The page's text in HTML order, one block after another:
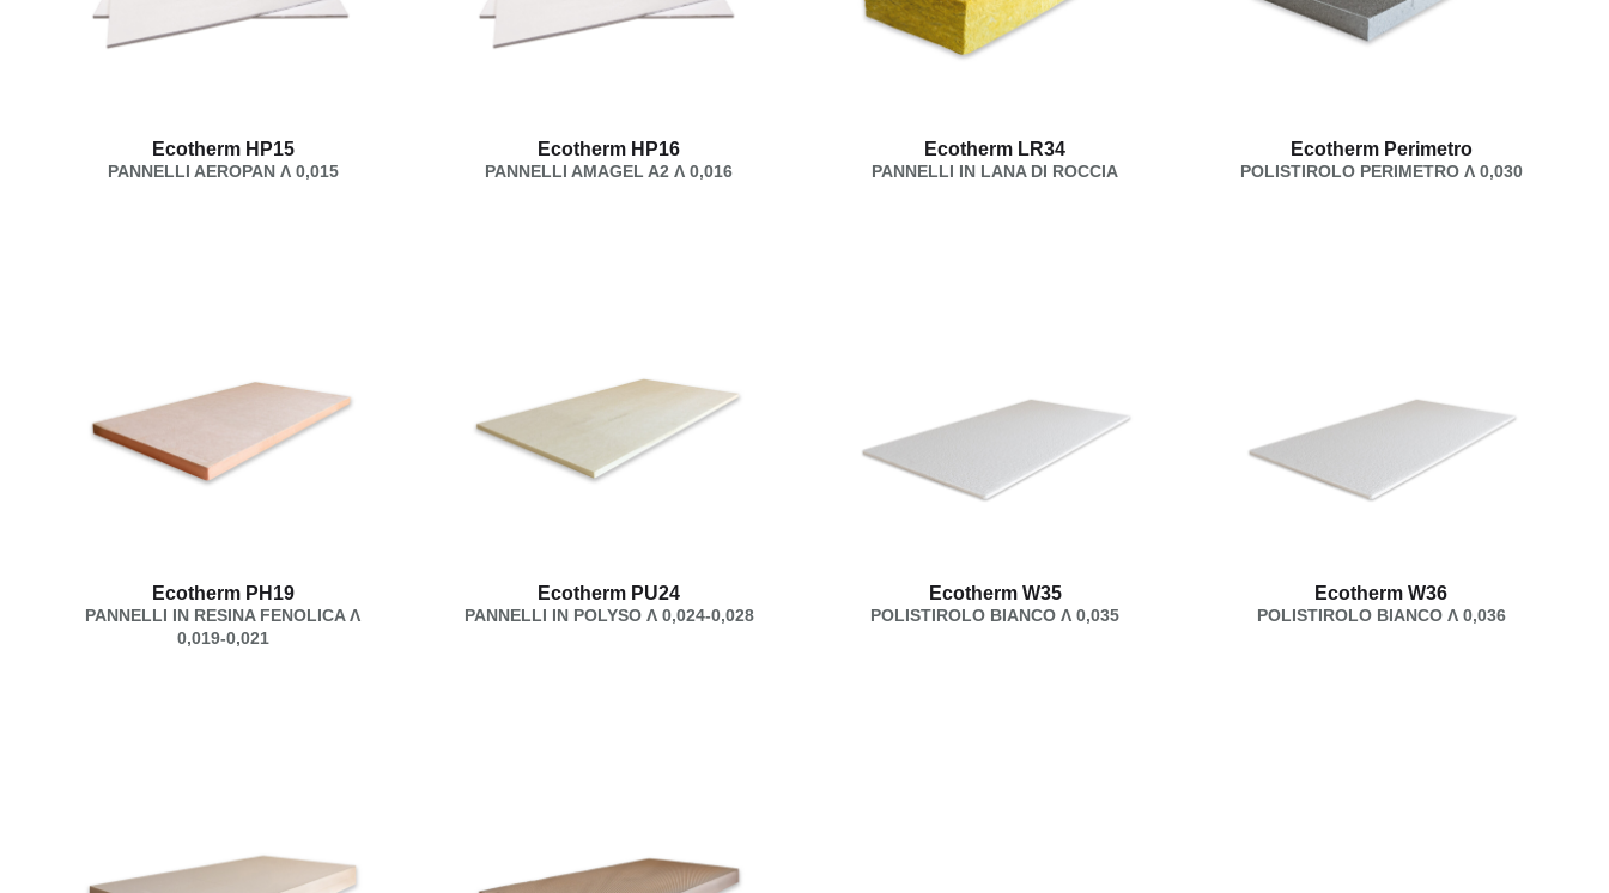
Ecotherm HP15
PANNELLI AEROPAN Λ 0,015
Ecotherm HP16
PANNELLI AMAGEL A2 Λ 0,016
Ecotherm LR34
PANNELLI IN LANA DI ROCCIA
Ecotherm Perimetro
POLISTIROLO PERIMETRO Λ 0,030
Ecotherm PH19
PANNELLI IN RESINA FENOLICA Λ
0,019-0,021
Ecotherm PU24
PANNELLI IN POLYSO Λ 0,024-0,028
Ecotherm W35
POLISTIROLO BIANCO Λ 0,035
Ecotherm W36
POLISTIROLO BIANCO Λ 0,036